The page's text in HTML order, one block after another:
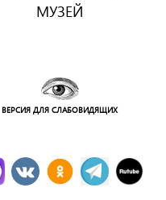
МУЗЕЙ
ВЕРСИЯ ДЛЯ СЛАБОВИДЯЩИХ